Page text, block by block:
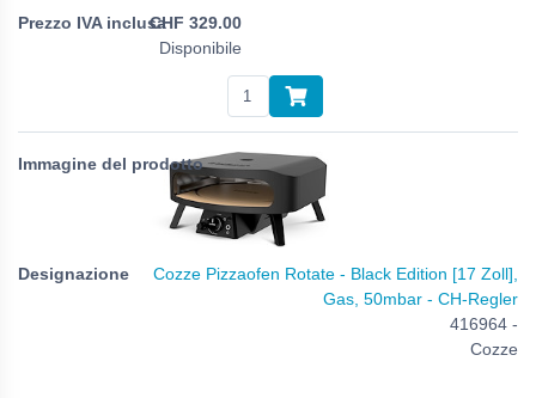
CHF 329.00
Disponibile
Cozze Pizzaofen Rotate - Black Edition [17 Zoll],
Gas, 50mbar - CH-Regler
416964 -
Cozze